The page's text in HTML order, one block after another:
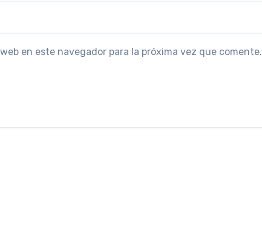
en este navegador para la próxima vez que comente.